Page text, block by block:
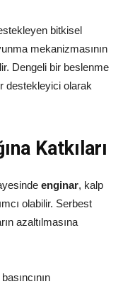
bitkisel
mekanizmasının
Dengeli bir beslenme
destekleyici olarak
Katkıları
enginar, kalp
olabilir. Serbest
azaltılmasına